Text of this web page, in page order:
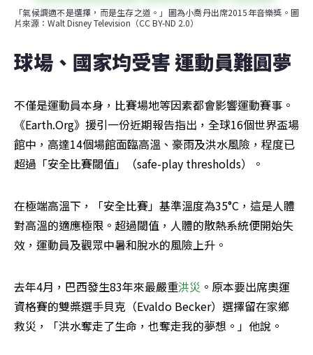
「氣候調適不是選擇，而是生存之道。」圖為小喬丹出席2015年音樂獎。圖
片來源：Walt Disney Television（CC BY-ND 2.0）
球場、國家均受害 運動員難圓夢
不僅是運動員本身，比賽場地等因素都會影響運動賽事。
《Earth.Org》援引一份近期報告指出，全球16個世界盃場
館中，高達14個場館面臨高溫、豪雨及洪水風險，程度已
超過「安全比賽閾值」（safe-play thresholds）。
在極端高溫下，「安全比賽」基準溫度為35°C，這是人體
對高溫的適應極限。超過閾值，人體的散熱系統便開始失
效，運動員及觀眾中暑和脫水的風險上升。
去年4月，巴西發生83年來最嚴重洪災 。原本要出席奧運
資格賽的雙槳選手貝克（Evaldo Becker）選擇留在家鄉
救災，「洪水奪走了生命，也奪走我的夢想。」他說。